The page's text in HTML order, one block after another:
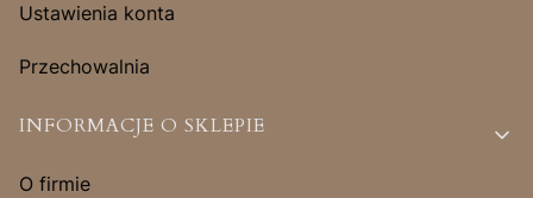
Ustawienia konta
Przechowalnia
INFORMACJE O SKLEPIE
O firmie